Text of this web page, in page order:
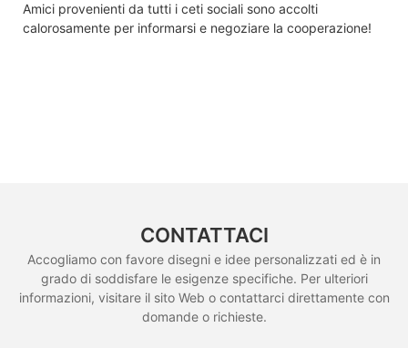
Amici provenienti da tutti i ceti sociali sono accolti
calorosamente per informarsi e negoziare la cooperazione!
CONTATTACI
Accogliamo con favore disegni e idee personalizzati ed è in
grado di soddisfare le esigenze specifiche. Per ulteriori
informazioni, visitare il sito Web o contattarci direttamente con
domande o richieste.